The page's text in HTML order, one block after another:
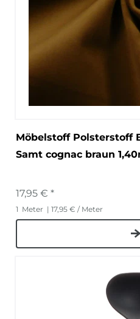
Möbelstoff Polsterstoff
Samt cognac braun
17,95 € *
1 Meter | 17,95 € / Meter